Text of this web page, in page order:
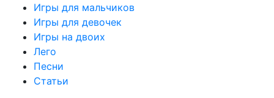
Игры для мальчиков
Игры для девочек
Игры на двоих
Лего
Песни
Статьи